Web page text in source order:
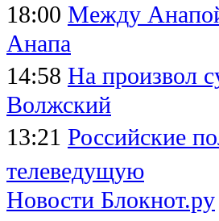
18:00 Между
Анапа
14:58 На произвол
Волжский
13:21 Российские
телеведущую
Новости Блокнот.ру